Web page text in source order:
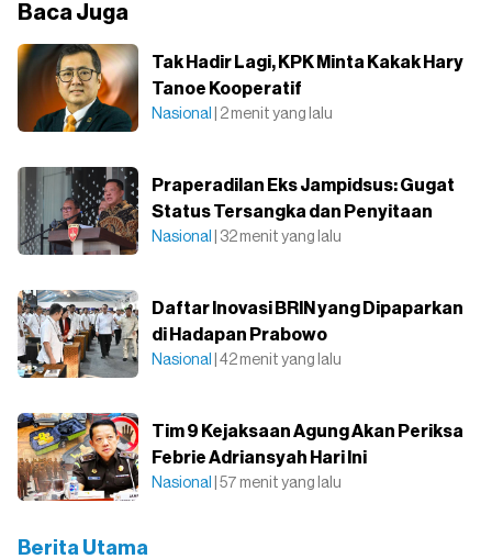
Baca Juga
Tak Hadir Lagi, KPK Minta Kakak Hary
Tanoe Kooperatif
Nasional | 2 menit yang lalu
Praperadilan Eks Jampidsus: Gugat
Status Tersangka dan Penyitaan
Nasional | 32 menit yang lalu
Daftar Inovasi BRIN yang Dipaparkan
di Hadapan Prabowo
Nasional | 42 menit yang lalu
Tim 9 Kejaksaan Agung Akan Periksa
Febrie Adriansyah Hari Ini
Nasional | 57 menit yang lalu
Berita Utama